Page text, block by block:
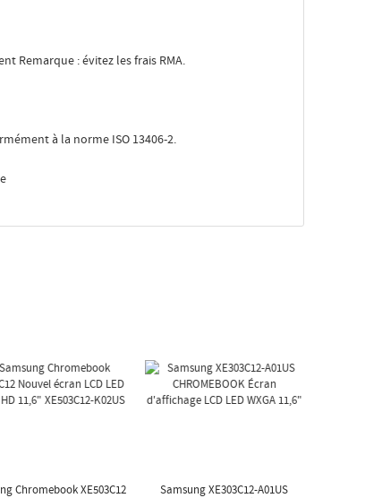
Remarque : évitez les frais RMA.
à la norme ISO 13406-2.
Chromebook XE503C12
Samsung XE303C12-A01US